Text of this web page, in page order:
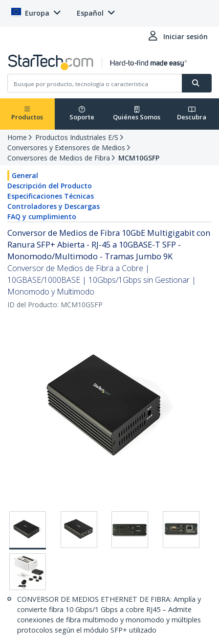
Europa Español
Iniciar sesión
Productos Soporte Quiénes Somos Descubra
Home
Productos Industriales E/S
Conversores y Extensores de Medios
Conversores de Medios de Fibra
MCM10GSFP
General
Descripción del Producto
Especificaciones Técnicas
Controladores y Descargas
FAQ y cumplimiento
Conversor de Medios de Fibra 10GbE Multigigabit con
Ranura SFP+ Abierta - RJ-45 a 10GBASE-T SFP -
Monomodo/Multimodo - Tramas Jumbo 9K
Conversor de Medios de Fibra a Cobre |
10GBASE/1000BASE | 10Gbps/1Gbps sin Gestionar |
Monomodo y Multimodo
ID del Producto: MCM10GSFP
CONVERSOR DE MEDIOS ETHERNET DE FIBRA: Amplía y
convierte fibra 10 Gbps/1 Gbps a cobre RJ45 – Admite
conexiones de fibra multimodo y monomodo y múltiples
protocolos según el módulo SFP+ utilizado